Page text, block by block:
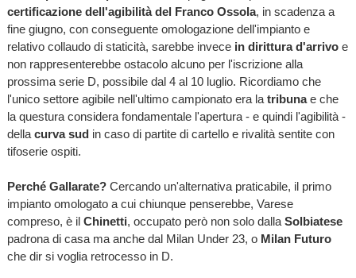
certificazione dell'agibilità del Franco Ossola, in scadenza a
fine giugno, con conseguente omologazione dell'impianto e
relativo collaudo di staticità, sarebbe invece in dirittura d'arrivoe
non rappresenterebbe ostacolo alcuno per l'iscrizione alla
prossima serie D, possibile dal 4 al 10 luglio. Ricordiamo che
l'unico settore agibile nell'ultimo campionato era la tribunae che
la questura considera fondamentale l'apertura - e quindi l'agibilità -
dellacurva sudin caso di partite di cartello e rivalità sentite con
tifoserie ospiti.
Perché Gallarate? Cercando un'alternativa praticabile, il primo
impianto omologato a cui chiunque penserebbe, Varese
compreso, è il Chinetti, occupato però non solo dalla Solbiatese
padrona di casa ma anche dal Milan Under 23, o Milan Futuro
che dir si voglia retrocesso in D.